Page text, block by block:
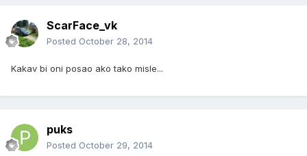
ScarFace_vk
Posted October 28, 2014
Kakav bi oni posao ako tako misle...
puks
Posted October 29, 2014